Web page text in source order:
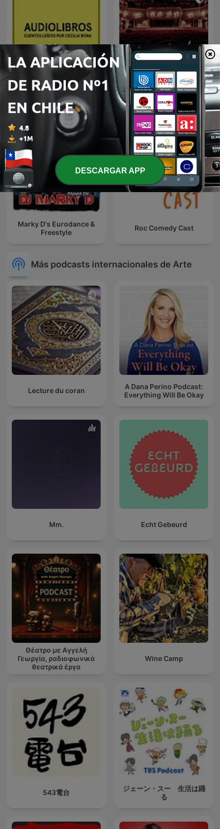
Audiolibros Por qué leer Escuchando Teatro
Marky D's Eurodance &
Freestyle
Roc Comedy Cast
Más podcasts internacionales de Arte
Lecture du coran
A Dana Perino Podcast:
Everything Will Be Okay
Mm. Echt Gebeurd
Θέατρο με Αγγελή
Γεωργία, ραδιοφωνικά
θεατρικά έργα
Wine Camp
543電台
ジェーン・スー 生活は踊
る
DESCARGAR APP